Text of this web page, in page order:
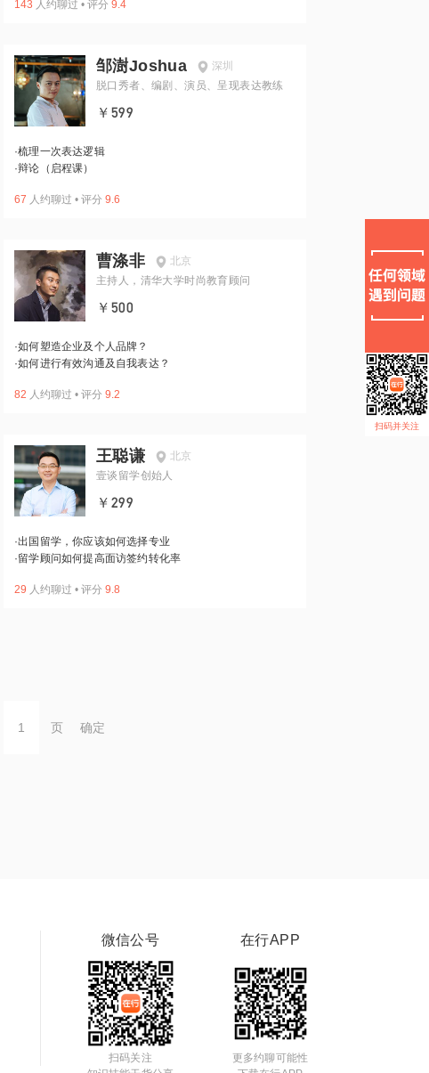
143 人约聊过 • 评分 9.4
邹澍Joshua
深圳
脱口秀者、编剧、演员、呈现表达教练
￥599
·梳理一次表达逻辑
·辩论（启程课）
67 人约聊过 • 评分 9.6
曹涤非
北京
主持人，清华大学时尚教育顾问
￥500
·如何塑造企业及个人品牌？
·如何进行有效沟通及自我表达？
82 人约聊过 • 评分 9.2
王聪谦
北京
壹谈留学创始人
￥299
·出国留学，你应该如何选择专业
·留学顾问如何提高面访签约转化率
29 人约聊过 • 评分 9.8
页 确定
扫码并关注
微信公号
扫码关注
在行APP
更多约聊可能性